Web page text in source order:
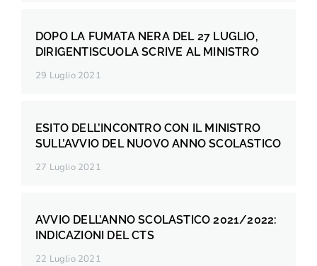
DOPO LA FUMATA NERA DEL 27 LUGLIO,
DIRIGENTISCUOLA SCRIVE AL MINISTRO
29 Luglio 2021
ESITO DELL’INCONTRO CON IL MINISTRO
SULL’AVVIO DEL NUOVO ANNO SCOLASTICO
27 Luglio 2021
AVVIO DELL’ANNO SCOLASTICO 2021/2022:
INDICAZIONI DEL CTS
22 Luglio 2021